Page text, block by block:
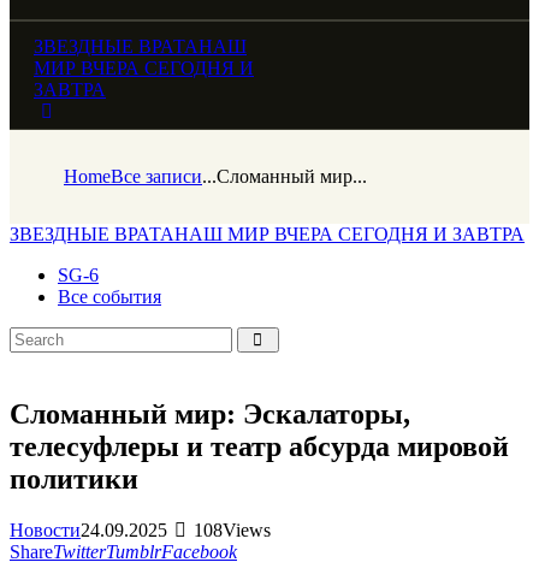
ЗВЕЗДНЫЕ ВРАТАНАШ
МИР ВЧЕРА СЕГОДНЯ И
ЗАВТРА
HomeВсе записи...Сломанный мир...
ЗВЕЗДНЫЕ ВРАТАНАШ МИР ВЧЕРА СЕГОДНЯ И ЗАВТРА
SG-6
Все события
Сломанный мир: Эскалаторы,
телесуфлеры и театр абсурда мировой
политики
Новости24.09.2025 108Views
ShareTwitterTumblrFacebook